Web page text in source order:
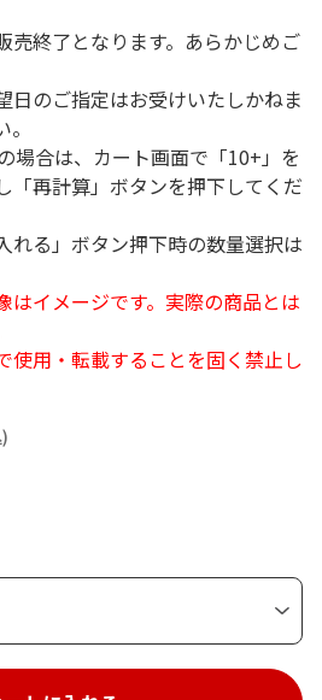
終了となります。あらかじめご
のご指定はお受けいたしかねま
場合は、カート画面で「10+」を
「再計算」ボタンを押下してくだ
れる」ボタン押下時の数量選択は
イメージです。実際の商品とは
用・転載することを固く禁止し